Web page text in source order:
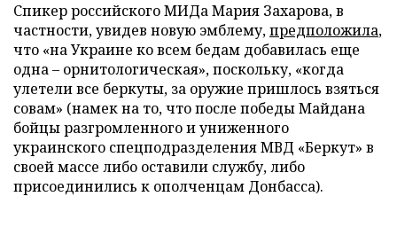
Спикер российского МИДа Мария Захарова, в
частности, увидев новую эмблему,предположила,
что «на Украине ко всем бедам добавилась еще
одна – орнитологическая», поскольку, «когда
улетели все беркуты, за оружие пришлось взяться
совам» (намек на то, что после победы Майдана
бойцы разгромленного и униженного
украинского спецподразделения МВД «Беркут» в
своей массе либо оставили службу, либо
присоединились к ополченцам Донбасса).